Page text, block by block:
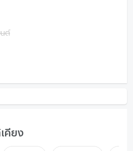
ต์
คียง